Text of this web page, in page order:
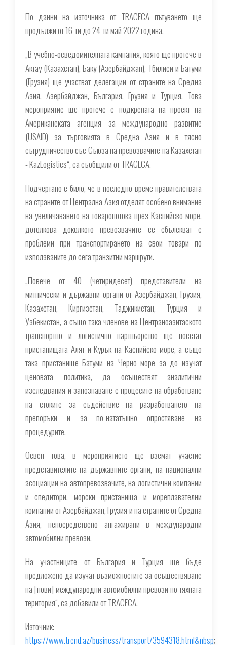
По данни на източника от TRACECA пътуването ще
продължи от 16-ти до 24-ти май 2022 година.
„В учебно-осведомителната кампания, която ще протече в
Актау (Казахстан), Баку (Азербайджан), Тбилиси и Батуми
(Грузия) ще участват делегации от страните на Средна
Азия, Азербайджан, България, Грузия и Турция. Това
мероприятие ще протече с подкрепата на проект на
Американската агенция за международно развитие
(USAID) за търговията в Средна Азия и в тясно
сътрудничество със Съюза на превозвачите на Казахстан
- KazLogistics“, са съобщили от TRACECA.
Подчертано е било, че в последно време правителствата
на страните от Централна Азия отделят особено внимание
на увеличаването на товаропотока през Каспийско море,
дотолкова доколкото превозвачите се сбълскват с
проблеми при транспортирането на свои товари по
използваните до сега транзитни маршрути.
„Повече от 40 (четиридесет) представители на
митнически и държавни органи от Азербайджан, Грузия,
Казахстан, Киргизстан, Таджикистан, Турция и
Узбекистан, а също така членове на Центраноазитаското
транспортно и логистично партньорство ще посетат
пристанищата Алят и Курък на Каспийско море, а също
така пристанище Батуми на Черно море за до изучат
ценовата политика, да осъществят аналитични
изследвания и запознаване с процесите на обработване
на стоките за съдействие на разработването на
препоръки и за по-нататъшно опростяване на
процедурите.
Освен това, в мероприятието ще вземат участие
представителите на държавните органи, на национални
асоциации на автопревозвачите, на логистични компании
и спедитори, морски пристанища и мореплавателни
компании от Азербайджан, Грузия и на страните от Средна
Азия, непосредствено ангажирани в международни
автомобилни превози.
На участниците от България и Турция ще бъде
предложено да изучат възможностите за осъществяване
на [нови] международни автомобилни превози по тяхната
територия“, са добавили от TRACECA.
Източник:
https://www.trend.az/business/transport/3594318.html&nbsp;